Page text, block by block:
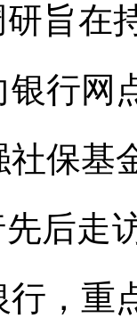
旨在
行网
社保基
后走
行，重